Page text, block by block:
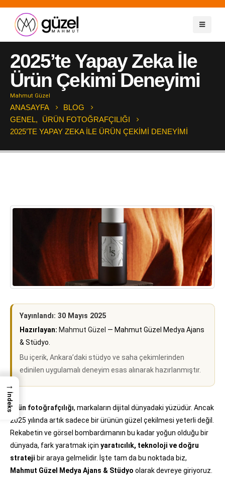
2025’te Yapay Zeka İle
Ürün Çekimi Deneyimi
Mahmut Güzel
ANASAYFA
BLOG
GENEL,
ÜRÜN FOTOĞRAFÇILIĞI
2025’TE YAPAY ZEKA İLE ÜRÜN ÇEKIMI DENEYIMI
Yayınlandı: 30 Mayıs 2025
Hazırlayan: Mahmut Güzel — Mahmut Güzel Medya Ajans
& Stüdyo.
Bu içerik, Ankara’daki stüdyo ve saha çekimlerinden
edinilen uygulamalı deneyim esas alınarak hazırlanmıştır.
Ürün fotoğrafçılığı, markaların dijital dünyadaki yüzüdür. Ancak
2025 yılında artık sadece bir ürünün güzel çekilmesi yeterli değil.
Rekabetin ve görsel bombardımanın bu kadar yoğun olduğu bir
dünyada, fark yaratmak için yaratıcılık, teknoloji ve doğru
strateji bir araya gelmelidir. İşte tam da bu noktada biz,
Mahmut Güzel Medya Ajans & Stüdyo olarak devreye giriyoruz.
→
İndeks